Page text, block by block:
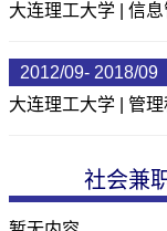
大连理工大学 | 信
2012/09- 2018/09
大连理工大学 | 管
社会兼